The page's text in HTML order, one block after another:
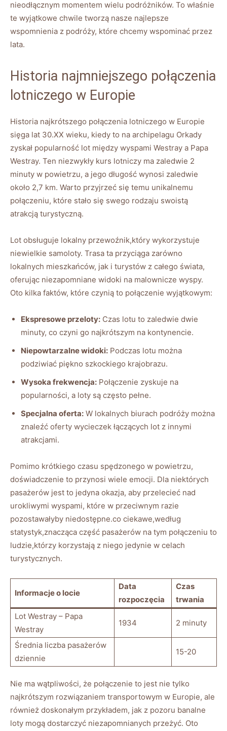
nieodłącznym momentem wielu podróżników. To właśnie
te wyjątkowe chwile tworzą nasze najlepsze
wspomnienia z podróży, które chcemy wspominać przez
lata.
Historia najmniejszego połączenia
lotniczego w Europie
Historia najkrótszego połączenia lotniczego w Europie
sięga lat 30.XX wieku, kiedy to na archipelagu Orkady
zyskał popularność lot między wyspami Westray a Papa
Westray. Ten niezwykły kurs lotniczy ma zaledwie 2
minuty w powietrzu, a jego długość wynosi zaledwie
około 2,7 km. Warto przyjrzeć się temu unikalnemu
połączeniu, które stało się swego rodzaju swoistą
atrakcją turystyczną.
Lot obsługuje lokalny przewoźnik,który wykorzystuje
niewielkie samoloty. Trasa ta przyciąga zarówno
lokalnych mieszkańców, jak i turystów z całego świata,
oferując niezapomniane widoki na malownicze wyspy.
Oto kilka faktów, które czynią to połączenie wyjątkowym:
Ekspresowe przeloty: Czas lotu to zaledwie dwie
minuty, co czyni go najkrótszym na kontynencie.
Niepowtarzalne widoki: Podczas lotu można
podziwiać piękno szkockiego krajobrazu.
Wysoka frekwencja: Połączenie zyskuje na
popularności, a loty są często pełne.
Specjalna oferta: W lokalnych biurach podróży można
znaleźć oferty wycieczek łączących lot z innymi
atrakcjami.
Pomimo krótkiego czasu spędzonego w powietrzu,
doświadczenie to przynosi wiele emocji. Dla niektórych
pasażerów jest to jedyna okazja, aby przelecieć nad
urokliwymi wyspami, które w przeciwnym razie
pozostawałyby niedostępne.co ciekawe,według
statystyk,znacząca część pasażerów na tym połączeniu to
ludzie,którzy korzystają z niego jedynie w celach
turystycznych.
Informacje o locie
Data
rozpoczęcia
Czas
trwania
Lot Westray – Papa
Westray
1934 2 minuty
Średnia liczba pasażerów
dziennie
15-20
Nie ma wątpliwości, że połączenie to jest nie tylko
najkrótszym rozwiązaniem transportowym w Europie, ale
również doskonałym przykładem, jak z pozoru banalne
loty mogą dostarczyć niezapomnianych przeżyć. Oto